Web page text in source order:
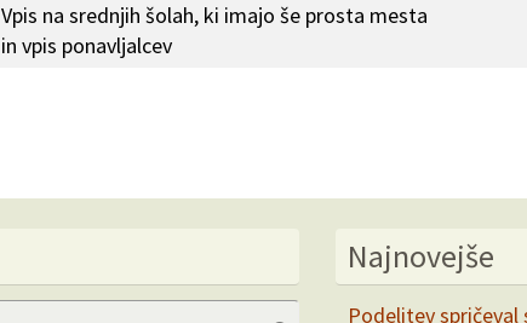
Vpis na srednjih šolah, ki imajo še prosta mesta
in vpis ponavljalcev
Search
Najnovejše
Podelitev